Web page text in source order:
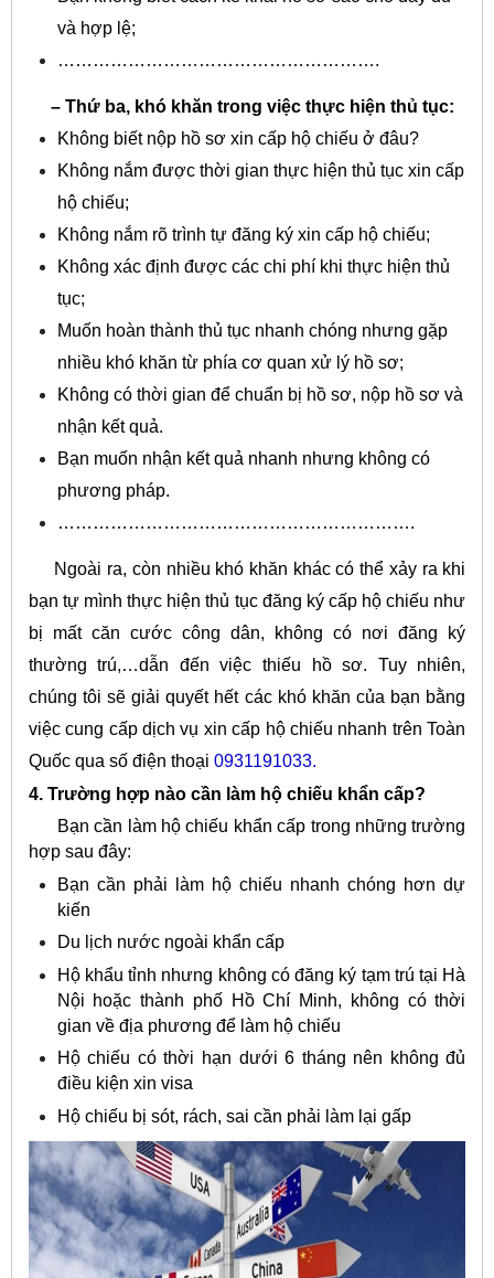
và hợp lệ;
……………………………………………….
– Thứ ba, khó khăn trong việc thực hiện thủ tục:
Không biết nộp hồ sơ xin cấp hộ chiếu ở đâu?
Không nắm được thời gian thực hiện thủ tục xin cấp
hộ chiếu;
Không nắm rõ trình tự đăng ký xin cấp hộ chiếu;
Không xác định được các chi phí khi thực hiện thủ
tục;
Muốn hoàn thành thủ tục nhanh chóng nhưng gặp
nhiều khó khăn từ phía cơ quan xử lý hồ sơ;
Không có thời gian để chuẩn bị hồ sơ, nộp hồ sơ và
nhận kết quả.
Bạn muốn nhận kết quả nhanh nhưng không có
phương pháp.
…………………………………………………….
Ngoài ra, còn nhiều khó khăn khác có thể xảy ra khi
bạn tự mình thực hiện thủ tục đăng ký cấp hộ chiếu như
bị mất căn cước công dân, không có nơi đăng ký
thường trú,…dẫn đến việc thiếu hồ sơ. Tuy nhiên,
chúng tôi sẽ giải quyết hết các khó khăn của bạn bằng
việc cung cấp dịch vụ xin cấp hộ chiếu nhanh trên Toàn
Quốc qua số điện thoại 0931191033.
4. Trường hợp nào cần làm hộ chiếu khẩn cấp?
Bạn cần làm hộ chiếu khẩn cấp trong những trường
hợp sau đây:
Bạn cần phải làm hộ chiếu nhanh chóng hơn dự
kiến
Du lịch nước ngoài khẩn cấp
Hộ khẩu tỉnh nhưng không có đăng ký tạm trú tại Hà
Nội hoặc thành phố Hồ Chí Minh, không có thời
gian về địa phương để làm hộ chiếu
Hộ chiếu có thời hạn dưới 6 tháng nên không đủ
điều kiện xin visa
Hộ chiếu bị sót, rách, sai cần phải làm lại gấp